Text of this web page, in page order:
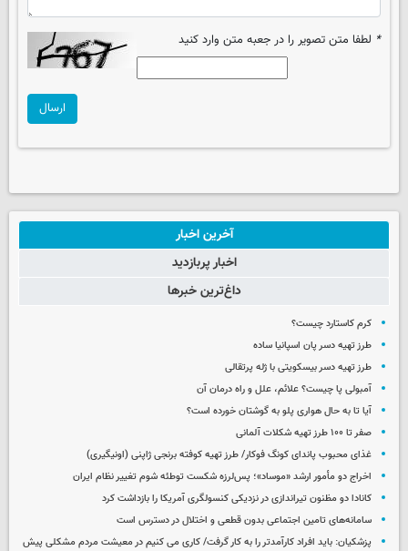
* لطفا متن تصویر را در جعبه متن وارد کنید
ارسال
آخرین اخبار
اخبار پربازدید
داغ‌ترین خبرها
کرم کاستارد چیست؟
طرز تهیه دسر پان اسپانیا ساده
طرز تهیه دسر بیسکویتی با ژله پرتقالی
آمبولی پا چیست؟ علائم، علل و راه درمان آن
آیا تا به حال هواری پلو به گوشتان خورده است؟
صفر تا ۱۰۰ طرز تهیه شکلات آلمانی
غذای محبوب پاندای کونگ فوکار/ طرز تهیه کوفته برنجی ژاپنی (اونیگیری)
اخراج دو مأمور ارشد «موساد»؛ پس‌لرزه شکست توطئه شوم تغییر نظام ایران
کانادا دو مظنون تیراندازی در نزدیکی کنسولگری آمریکا را بازداشت کرد
سامانه‌های تامین اجتماعی بدون قطعی و اختلال در دسترس است
پزشکیان: باید افراد کارآمدتر را به کار گرفت/ کاری می کنیم در معیشت مردم مشکلی پیش